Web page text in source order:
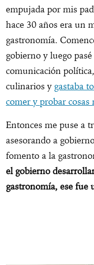
empujada por mis
hace 30 años era un
gastronomía.
gobierno y luego
comunicación
culinarios y gastaba
comer y probar cosas
Entonces me puse a
asesorando a
fomento a la
el gobierno
gastronomía, ese fue